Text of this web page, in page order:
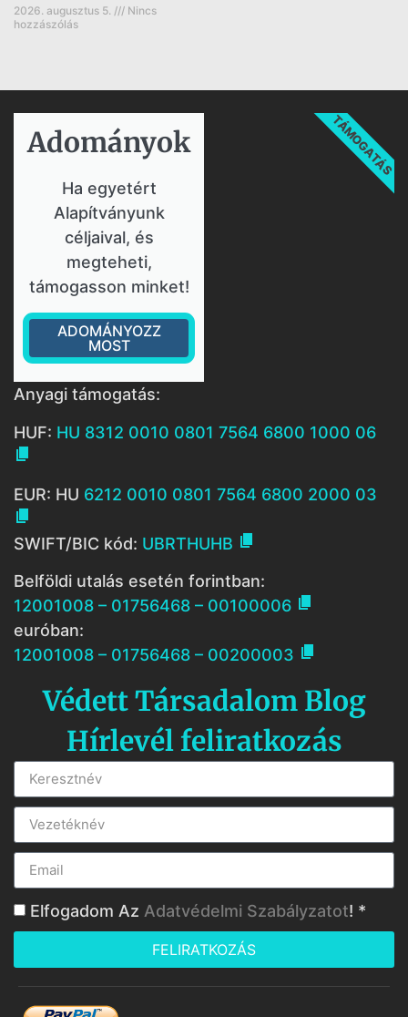
2026. augusztus 5.
Nincs
hozzászólás
Adományok​
Ha egyetért
Alapítványunk
céljaival, és
megteheti,
támogasson minket!
ADOMÁNYOZZ
MOST
TÁMOGATÁS
Anyagi támogatás:
HUF: HU 8312 0010 0801 7564 6800 1000 06

EUR: HU 6212 0010 0801 7564 6800 2000 03

SWIFT/BIC kód: UBRTHUHB 
Belföldi utalás esetén forintban:
12001008 – 01756468 – 00100006 
euróban:
12001008 – 01756468 – 00200003 
Védett Társadalom Blog
Hírlevél feliratkozás
Elfogadom Az Adatvédelmi Szabályzatot! *
FELIRATKOZÁS